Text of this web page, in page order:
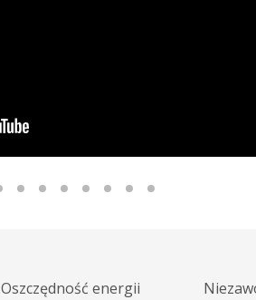
Oszczędność energii